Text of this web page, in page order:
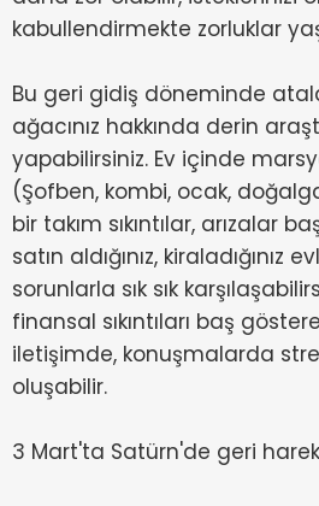
kabullendirmekte zorluklar
Bu geri gidiş döneminde
ağacınız hakkında derin
yapabilirsiniz. Ev içinde
(Şofben, kombi, ocak,
bir takım sıkıntılar, arızalar
satın aldığınız, kiraladığınız
sorunlarla sık sık
finansal sıkıntıları baş
iletişimde, konuşmalarda
oluşabilir.
3 Mart'ta Satürn'de geri